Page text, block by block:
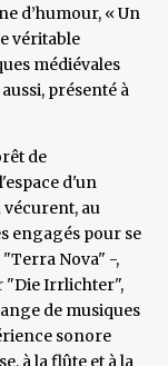
d’humour, « Un
véritable
médiévales
présenté à
de
d'un
vécurent, au
engagés pour se
Nova" -,
"Die Irrlichter",
de musiques
sonore
à la flûte et à la